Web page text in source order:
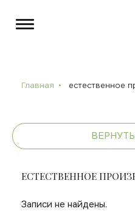
Главная естественное
ЕСТЕСТВЕННОЕ
Записи не найдены.